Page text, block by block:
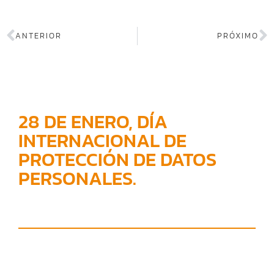
ANTERIOR PRÓXIMO
28 DE ENERO, DÍA
INTERNACIONAL DE
PROTECCIÓN DE DATOS
PERSONALES.